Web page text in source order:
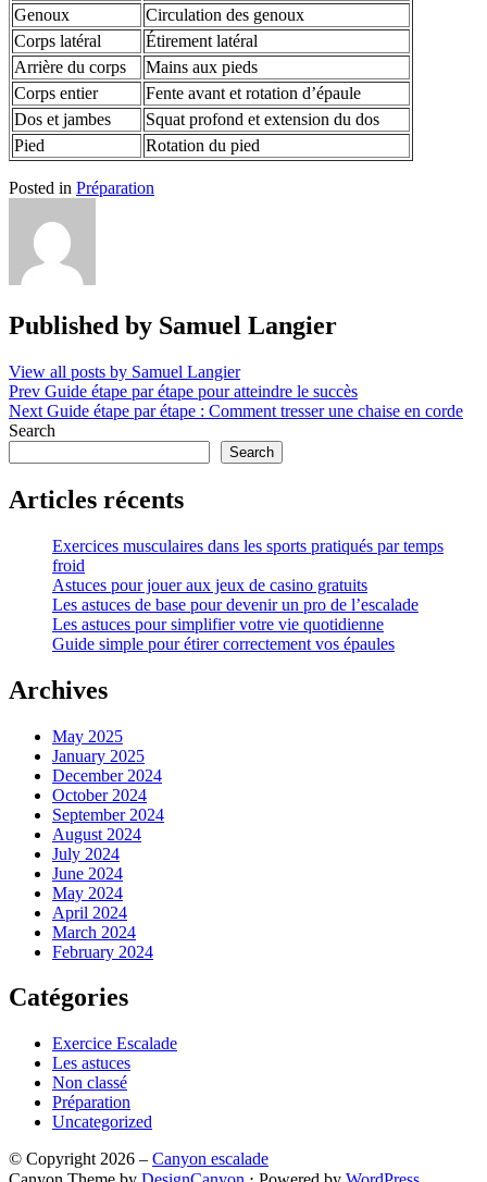
Genoux
Circulation des genoux
Corps latéral
Étirement latéral
Arrière du corps
Mains aux pieds
Corps entier
Fente avant et rotation d’épaule
Dos et jambes
Squat profond et extension du dos
Pied
Rotation du pied
Posted in Préparation
Published by Samuel Langier
View all posts by Samuel Langier
Post
navigation
Prev Guide étape par étape pour atteindre le succès
Next Guide étape par étape : Comment tresser une chaise en corde
Search
Search
Articles récents
Exercices musculaires dans les sports pratiqués par temps
froid
Astuces pour jouer aux jeux de casino gratuits
Les astuces de base pour devenir un pro de l’escalade
Les astuces pour simplifier votre vie quotidienne
Guide simple pour étirer correctement vos épaules
Archives
May 2025
January 2025
December 2024
October 2024
September 2024
August 2024
July 2024
June 2024
May 2024
April 2024
March 2024
February 2024
Catégories
Exercice Escalade
Les astuces
Non classé
Préparation
Uncategorized
© Copyright 2026 – Canyon escalade